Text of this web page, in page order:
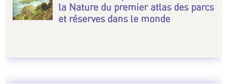
la Nature du premier atlas des parcs
et réserves dans le monde